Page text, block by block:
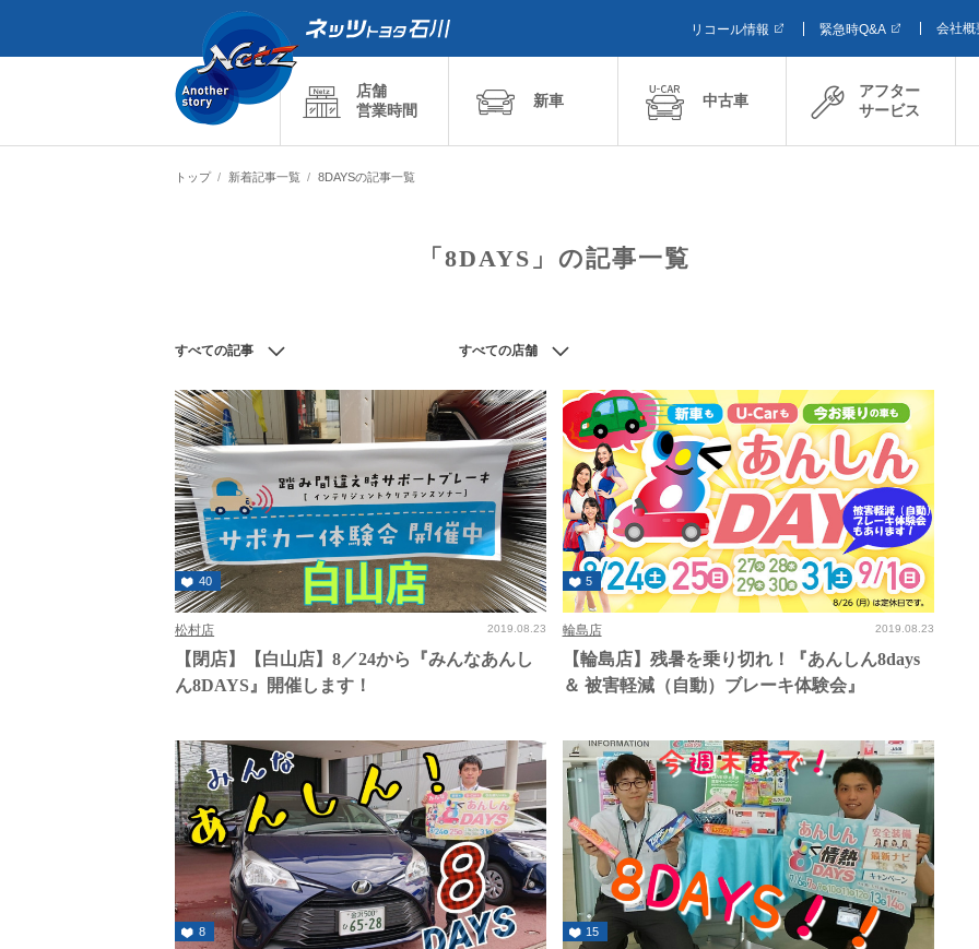
リコール情報 緊急時Q&A 会社概
店舗
営業時間
新車 中古車
アフター
サービス
トップ 新着記事一覧 8DAYSの記事一覧
「8DAYS」の記事一覧
すべての記事 すべての店舗
40
松村店 2019.08.23
【閉店】【白山店】8／24から『みんなあんし
ん8DAYS』開催します！
5
輪島店 2019.08.23
【輪島店】残暑を乗り切れ！『あんしん8days
＆ 被害軽減（自動）ブレーキ体験会』
8 15